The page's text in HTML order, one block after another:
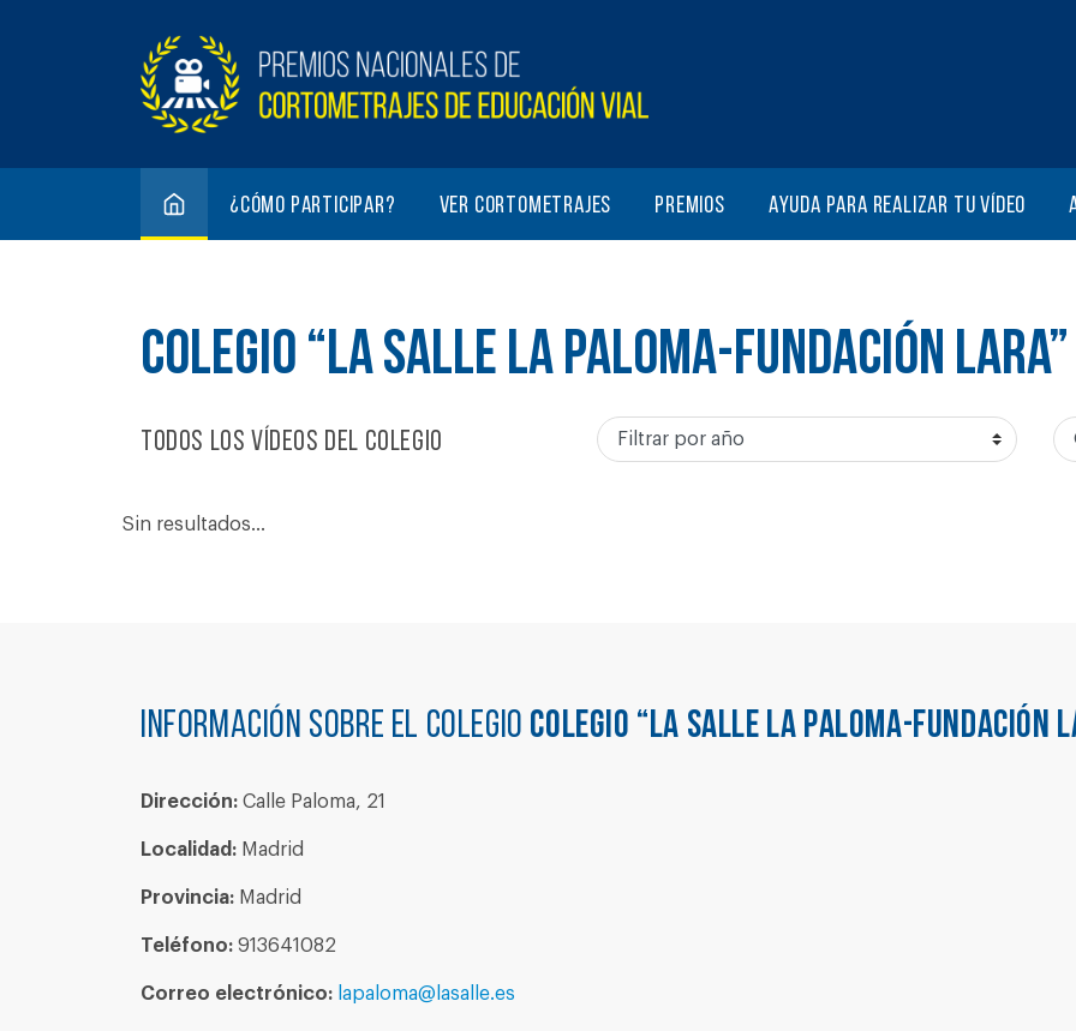
¿Cómo participar? Ver cortometrajes Premios Ayuda para realizar tu vídeo
COLEGIO “LA SALLE LA PALOMA-FUNDACIÓN LARA”
Todos los vídeos del colegio
Sin resultados...
Información sobre el colegio COLEGIO “LA SALLE LA PALOMA-FUNDACIÓN
Dirección: Calle Paloma, 21
Localidad: Madrid
Provincia: Madrid
Teléfono: 913641082
Correo electrónico: lapaloma@lasalle.es